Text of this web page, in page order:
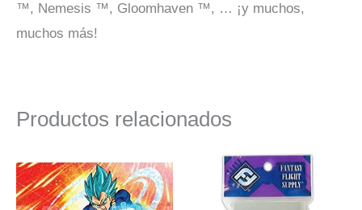
™, Nemesis ™, Gloomhaven ™, … ¡y muchos,
muchos más!
Productos relacionados